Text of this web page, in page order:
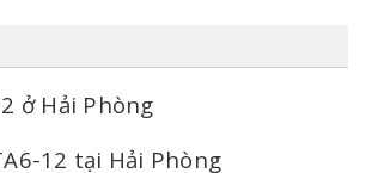
ở Hải Phòng
12 tại Hải Phòng